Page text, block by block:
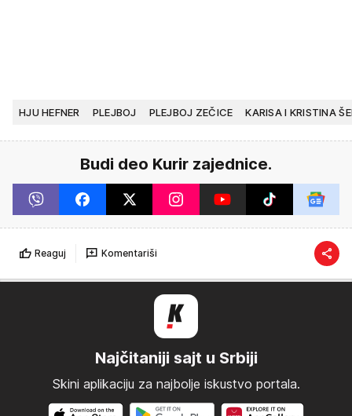
HJU HEFNER PLEJBOJ PLEJBOJ ZEČICE KARISA I KRISTINA
Budi deo Kurir zajednice.
Reaguj Komentariši
Najčitaniji sajt u Srbiji
Skini aplikaciju za najbolje iskustvo portala.